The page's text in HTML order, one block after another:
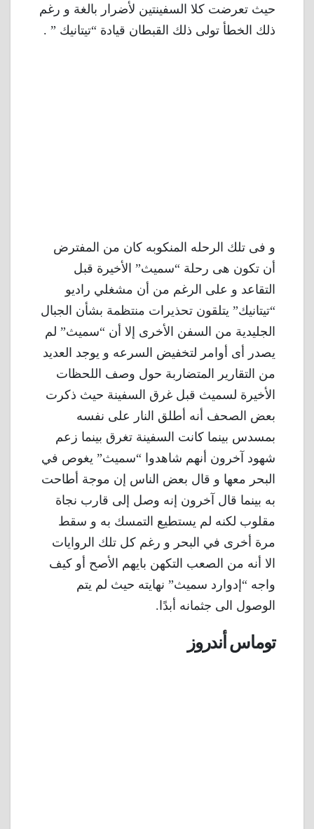
حيث تعرضت كلا السفينتين لأضرار بالغة و رغم
ذلك الخطأ تولى ذلك القبطان قيادة “تيتانيك ” .
و فى تلك الرحله المنكوبه كان من المفترض
أن تكون هى رحلة “سميث” الأخيرة قبل
التقاعد و على الرغم من أن مشغلي راديو
“تيتانيك” يتلقون تحذيرات منتظمة بشأن الجبال
الجليدية من السفن الأخرى إلا أن “سميث” لم
يصدر أى أوامر لتخفيض السرعه و يوجد العديد
من التقارير المتضاربة حول وصف اللحظات
الأخيرة لسميث قبل غرق السفينة حيث ذكرت
بعض الصحف أنه أطلق النار على نفسه
بمسدس بينما كانت السفينة تغرق بينما زعم
شهود آخرون أنهم شاهدوا “سميث” يغوص في
البحر معها و قال بعض الناس إن موجة أطاحت
به بينما قال آخرون إنه وصل إلى قارب نجاة
مقلوب لكنه لم يستطيع التمسك به و سقط
مرة أخرى في البحر و رغم كل تلك الروايات
الا أنه من الصعب التكهن بايهم الأصح أو كيف
واجه “إدوارد سميث” نهايته حيث لم يتم
الوصول الى جثمانه أبدًا.
توماس أندروز